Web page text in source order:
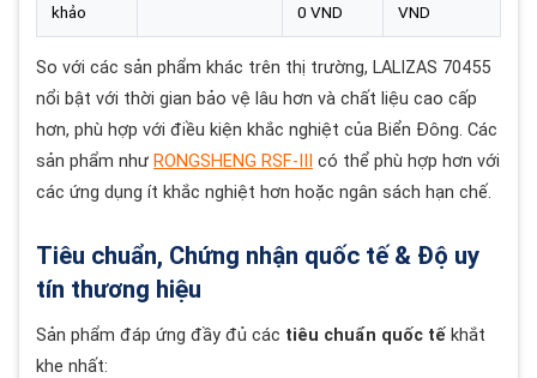
khảo
0 VND
VND
So với các sản phẩm khác trên thị trường, LALIZAS 70455
nổi bật với thời gian bảo vệ lâu hơn và chất liệu cao cấp
hơn, phù hợp với điều kiện khắc nghiệt của Biển Đông. Các
sản phẩm như RONGSHENG RSF-III
có thể phù hợp hơn với
các ứng dụng ít khắc nghiệt hơn hoặc ngân sách hạn chế.
Tiêu chuẩn, Chứng nhận quốc tế & Độ uy
tín thương hiệu
Sản phẩm đáp ứng đầy đủ các tiêu chuẩn quốc tế khắt
khe nhất: